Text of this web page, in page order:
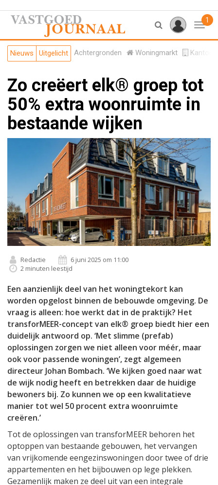
1
Nieuws Uitgelicht Achtergronden Woningmarkt
Zo creëert elk® groep tot
50% extra woonruimte in
bestaande wijken
Redactie
6 juni 2025 om 11:00
2 minuten leestijd
Een aanzienlijk deel van het woningtekort kan
worden opgelost binnen de bebouwde omgeving. De
vraag is alleen: hoe werkt dat in de praktijk? Het
transforMEER-concept van elk® groep biedt hier een
duidelijk antwoord op. ‘Met slimme (prefab)
oplossingen zorgen we niet alleen voor méér, maar
ook voor passende woningen’, zegt algemeen
directeur Johan Bombach. ‘We kijken goed naar wat
de wijk nodig heeft en betrekken daar de huidige
bewoners bij. Zo kunnen we op een kwalitatieve
manier tot wel 50 procent extra woonruimte
creëren.’
Tot de oplossingen van transforMEER behoren het
optoppen van bestaande gebouwen, het vervangen
van vrijkomende eengezinswoningen door twee of drie
appartementen en het bijbouwen op lege plekken.
Gezamenlijk maken ze deel uit van een integrale